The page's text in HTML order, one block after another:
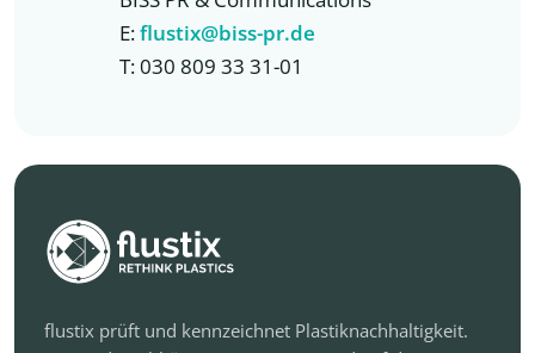
E:flustix@biss-pr.de
T: 030 809 33 31-01
flustix prüft und kennzeichnet Plastiknachhaltigkeit.